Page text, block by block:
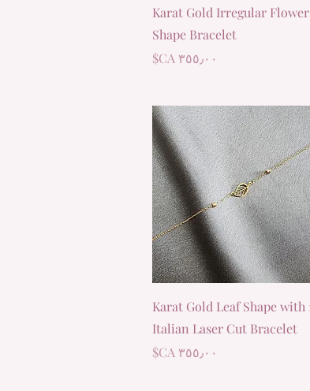
العرض السريع
18 Karat Gold Irregular Flower
Shape Bracelet
السعر
العرض السريع
18 Karat Gold Leaf Shape with
Italian Laser Cut Bracelet
السعر